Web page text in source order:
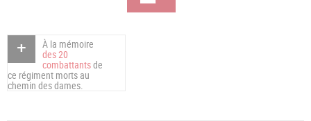
À la mémoire
des 20
combattantsde
ce régiment morts au
chemin des dames.